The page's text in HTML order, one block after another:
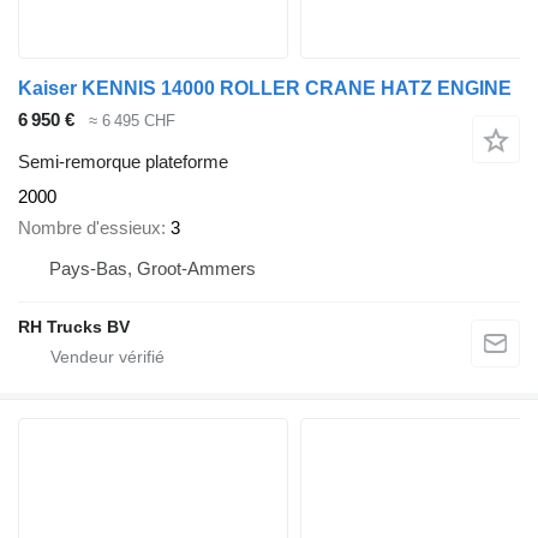
Kaiser KENNIS 14000 ROLLER CRANE HATZ ENGINE
6 950 €
≈ 6 495 CHF
Semi-remorque plateforme
2000
Nombre d'essieux 3
Pays-Bas, Groot-Ammers
RH Trucks BV